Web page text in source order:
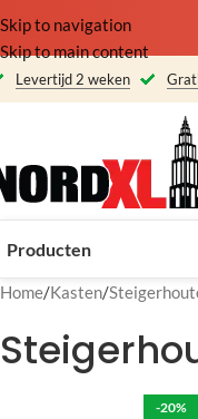
Skip to navigation
Skip to main content
Levertijd 2 weken
Producten
Home Kasten
-20%